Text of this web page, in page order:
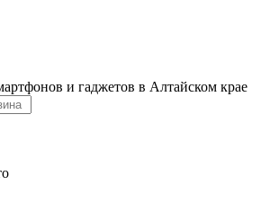
и гаджетов в Алтайском крае